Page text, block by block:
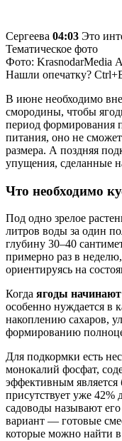
Сергеева 04:03 Это
Тематическое фото
Фото: KrasnodarMedia
Нашли опечатку?
В июне необходимо
смородины, чтобы
период формирования
питания, оно не
размера. А поздняя
упущения, сделанные
Что необходимо
Под одно зрелое
литров воды за один
глубину 30–40
примерно раз в
ориентируясь на
Когда ягоды начинают
особенно нуждается в
накоплению сахаров,
формированию
Для подкормки есть
монокалий фосфат,
эффективным
присутствует уже 42%
садоводы называют
вариант — готовые
которые можно найти